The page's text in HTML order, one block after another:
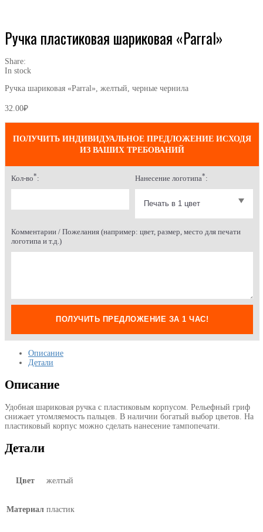
Ручка пластиковая шариковая «Parral»
Share:
In stock
Ручка шариковая «Parral», желтый, черные чернила
32.00₽
ПОЛУЧИТЬ ИНДИВИДУАЛЬНОЕ ПРЕДЛОЖЕНИЕ ИСХОДЯ
ИЗ ВАШИХ ТРЕБОВАНИЙ
Кол-во*: Нанесение логотипа*:
Комментарии / Пожелания (например: цвет, размер, место для печати
логотипа и т.д.)
ПОЛУЧИТЬ ПРЕДЛОЖЕНИЕ ЗА 1 ЧАС!
Описание
Детали
Описание
Удобная шариковая ручка с пластиковым корпусом. Рельефный гриф
снижает утомляемость пальцев. В наличии богатый выбор цветов. На
пластиковый корпус можно сделать нанесение тампопечати.
Детали
Цвет желтый
Материал пластик